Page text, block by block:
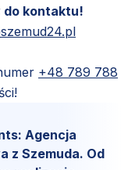
do kontaktu!
+48 789 788
Agencja
z Szemuda. Od